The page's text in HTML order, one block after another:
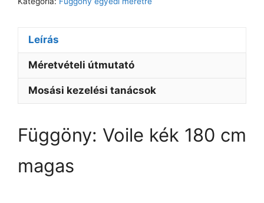
Leírás
Méretvételi útmutató
Mosási kezelési tanácsok
Függöny: Voile kék 180 cm
magas